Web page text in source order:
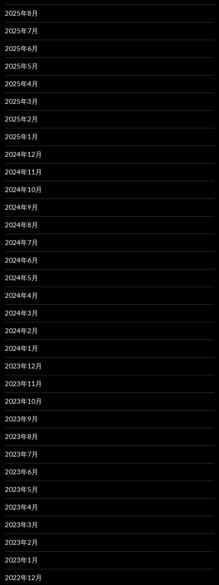
2025年8月
2025年7月
2025年6月
2025年5月
2025年4月
2025年3月
2025年2月
2025年1月
2024年12月
2024年11月
2024年10月
2024年9月
2024年8月
2024年7月
2024年6月
2024年5月
2024年4月
2024年3月
2024年2月
2024年1月
2023年12月
2023年11月
2023年10月
2023年9月
2023年8月
2023年7月
2023年6月
2023年5月
2023年4月
2023年3月
2023年2月
2023年1月
2022年12月